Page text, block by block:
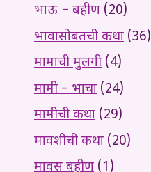
भाऊ – बहीण (20)
भावासोबतची कथा (36)
मामाची मुलगी (4)
मामी – भाचा (24)
मामीची कथा (29)
मावशीची कथा (20)
मावस बहीण (1)